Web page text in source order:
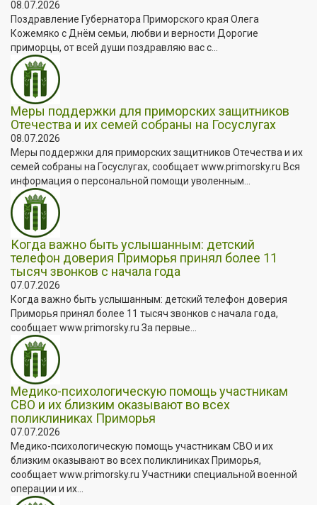
08.07.2026
Поздравление Губернатора Приморского края Олега
Кожемяко с Днём семьи, любви и верности Дорогие
приморцы, от всей души поздравляю вас с...
Меры поддержки для приморских защитников
Отечества и их семей собраны на Госуслугах
08.07.2026
Меры поддержки для приморских защитников Отечества и их
семей собраны на Госуслугах, сообщает www.primorsky.ru Вся
информация о персональной помощи уволенным...
Когда важно быть услышанным: детский
телефон доверия Приморья принял более 11
тысяч звонков с начала года
07.07.2026
Когда важно быть услышанным: детский телефон доверия
Приморья принял более 11 тысяч звонков с начала года,
сообщает www.primorsky.ru За первые...
Медико-психологическую помощь участникам
СВО и их близким оказывают во всех
поликлиниках Приморья
07.07.2026
Медико-психологическую помощь участникам СВО и их
близким оказывают во всех поликлиниках Приморья,
сообщает www.primorsky.ru Участники специальной военной
операции и их...